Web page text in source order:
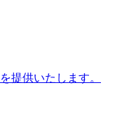
提供いたします。